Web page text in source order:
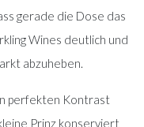
gerade die Dose das
Wines deutlich und
abzuheben.
perfekten Kontrast
Prinz konserviert